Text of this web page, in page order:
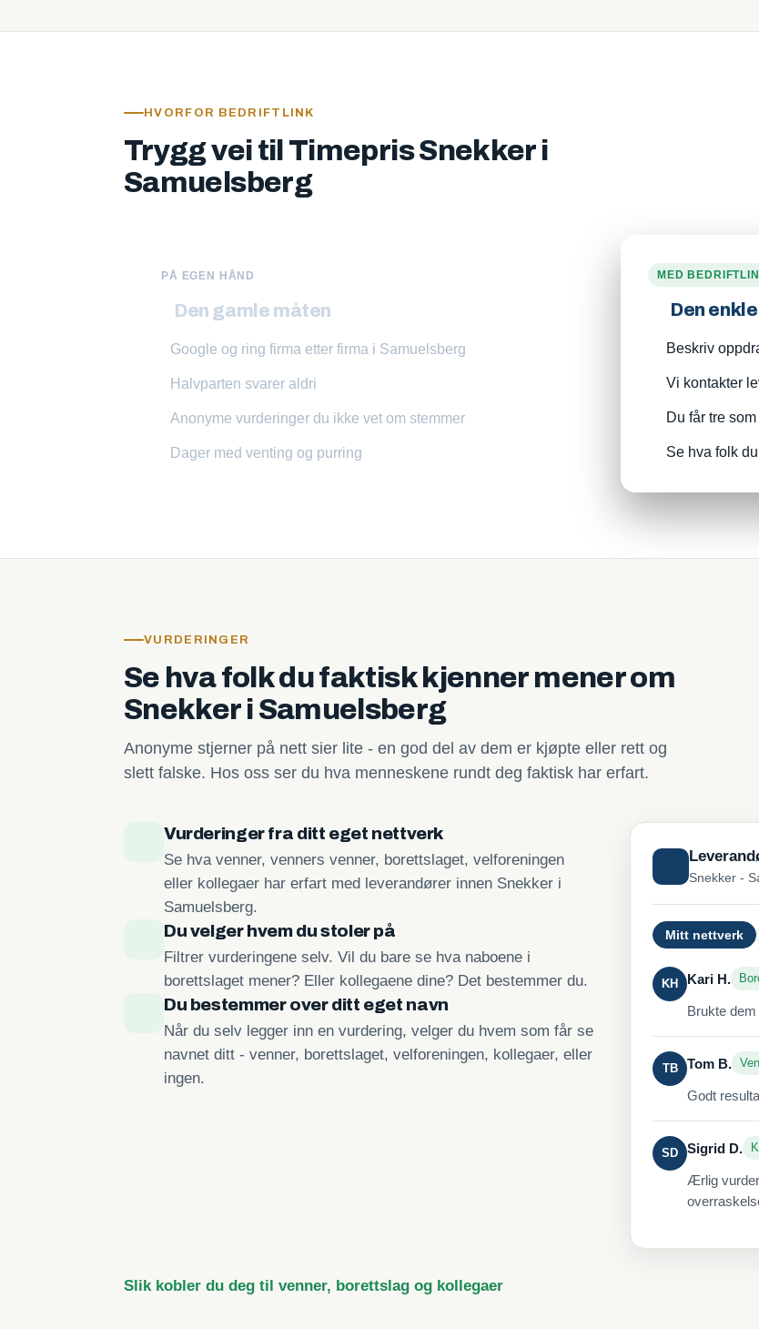
HVORFOR BEDRIFTLINK
Trygg vei til Timepris Snekker i
Samuelsberg
PÅ EGEN HÅND
Den gamle måten
Google og ring firma etter firma i Samuelsberg
Halvparten svarer aldri
Anonyme vurderinger du ikke vet om stemmer
Dager med venting og purring
MED
Den
Beskriv
Vi kontakter
Du får tre
Se hva folk
VURDERINGER
Se hva folk du faktisk kjenner mener om
Snekker i Samuelsberg
Anonyme stjerner på nett sier lite - en god del av dem er kjøpte eller rett og
slett falske. Hos oss ser du hva menneskene rundt deg faktisk har erfart.
Vurderinger fra ditt eget nettverk
Se hva venner, venners venner, borettslaget, velforeningen
eller kollegaer har erfart med leverandører innen Snekker i
Samuelsberg.
Du velger hvem du stoler på
Filtrer vurderingene selv. Vil du bare se hva naboene i
borettslaget mener? Eller kollegaene dine? Det bestemmer du.
Du bestemmer over ditt eget navn
Når du selv legger inn en vurdering, velger du hvem som får se
navnet ditt - venner, borettslaget, velforeningen, kollegaer, eller
ingen.
Snekker -
Mitt nettverk
KH Kari H.
Brukte
TB Tom B.
Godt
SD Sigrid D.
Ærlig
Slik kobler du deg til venner, borettslag og kollegaer